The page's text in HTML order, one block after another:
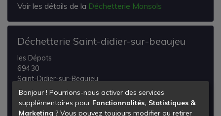
Voir les détails de la Déchetterie Monsols
Déchetterie Saint-didier-sur-beaujeu
les Dépots
69430
Saint-Didier-sur-Beaujeu
Voir les détails de laDéchetterie Saint-didier-sur-
beaujeu
Bonjour ! Pourrions-nous activer des services
supplémentaires pour Fonctionnalités, Statistiques &
Marketing ? Vous pouvez toujours modifier ou retirer